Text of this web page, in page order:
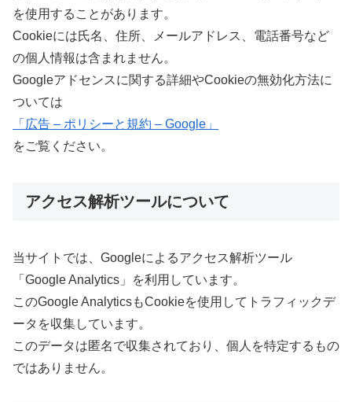
を使用することがあります。
Cookieには氏名、住所、メールアドレス、電話番号など
の個人情報は含まれません。
Googleアドセンスに関する詳細やCookieの無効化方法に
ついては
「広告 – ポリシーと規約 – Google」
をご覧ください。
アクセス解析ツールについて
当サイトでは、Googleによるアクセス解析ツール
「Google Analytics」を利用しています。
このGoogle AnalyticsもCookieを使用してトラフィックデ
ータを収集しています。
このデータは匿名で収集されており、個人を特定するもの
ではありません。